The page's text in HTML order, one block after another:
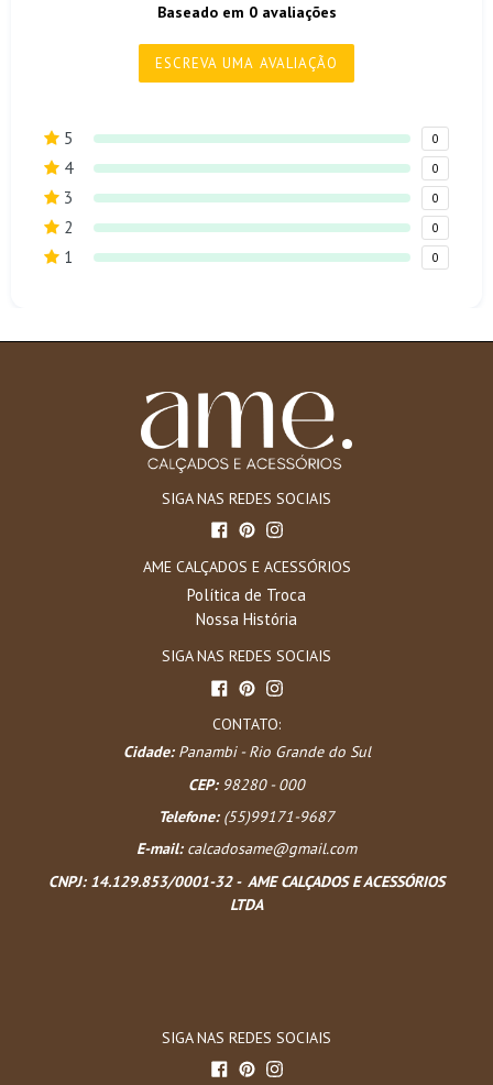
Baseado em 0 avaliações
ESCREVA UMA AVALIAÇÃO
5 0
4 0
3 0
2 0
1 0
SIGA NAS REDES SOCIAIS
FacebookPinterestInstagram
AME CALÇADOS E ACESSÓRIOS
Política de Troca
Nossa História
SIGA NAS REDES SOCIAIS
FacebookPinterestInstagram
CONTATO:
Cidade:Panambi - Rio Grande do Sul
CEP:98280 - 000
Telefone:(55)99171-9687
E-mail: calcadosame@gmail.com
CNPJ: 14.129.853/0001-32 - AME CALÇADOS E ACESSÓRIOS
LTDA
SIGA NAS REDES SOCIAIS
FacebookPinterestInstagram